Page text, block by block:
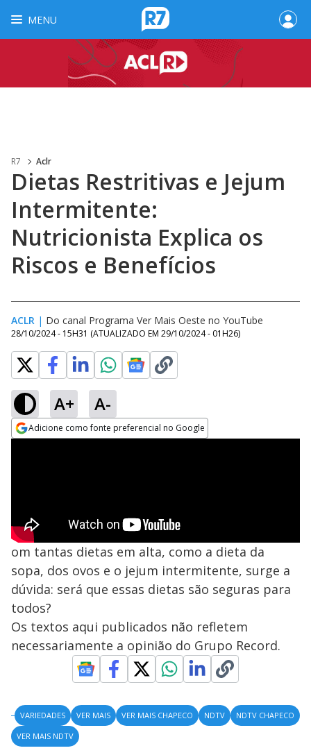
MENU
R7 Aclr
Dietas Restritivas e Jejum
Intermitente:
Nutricionista Explica os
Riscos e Benefícios
ACLR | Do canal Programa Ver Mais Oeste no YouTube
28/10/2024 - 15H31 (ATUALIZADO EM 29/10/2024 - 01H26)
A+ A-
Adicione como fonte preferencial no Google
om tantas dietas em alta, como a dieta da
sopa, dos ovos e o jejum intermitente, surge a
dúvida: será que essas dietas são seguras para
todos?
Os textos aqui publicados não refletem
necessariamente a opinião do Grupo Record.
VARIEDADES VER MAIS VER MAIS CHAPECO NDTV
NDTV CHAPECO
VER MAIS NDTV